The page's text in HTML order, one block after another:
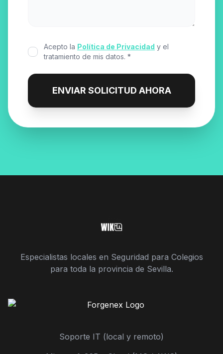
Acepto la Política de Privacidad y el
tratamiento de mis datos. *
ENVIAR SOLICITUD AHORA
Especialistas locales en Seguridad para Colegios
para toda la provincia de Sevilla.
Soporte IT (local y remoto)